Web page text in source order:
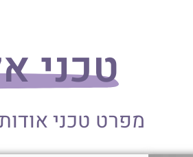
טכני
מפרט טכני